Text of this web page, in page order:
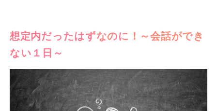
想定内だったはずなのに！～会話ができ
ない１日～